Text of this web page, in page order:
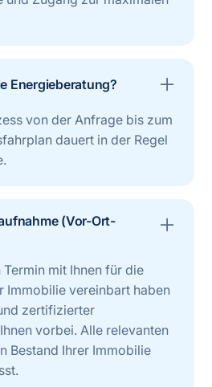
Energieberatung?
von der Anfrage bis zum
dauert in der Regel
(Vor-Ort-
mit Ihnen für die
Immobilie vereinbart haben
zertifizierter
vorbei. Alle relevanten
Bestand Ihrer Immobilie